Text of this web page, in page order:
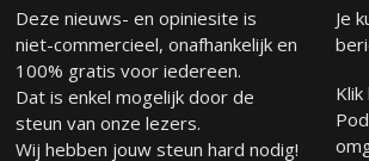
Deze nieuws- en opiniesite is
niet-commercieel, onafhankelijk en
100% gratis voor iedereen.
Dat is enkel mogelijk door de
steun van onze lezers.
Wij hebben jouw steun hard nodig!
Je